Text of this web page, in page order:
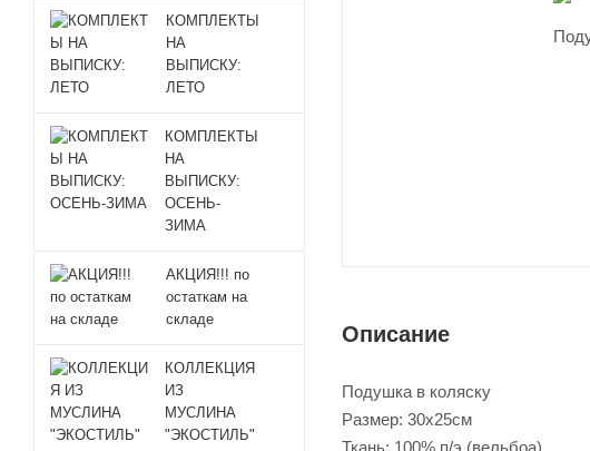
Описание
Подушка в коляску
Размер: 30х25см
Ткань: 100% п/э (вельбоа)
КОМПЛЕКТЫ
НА
ВЫПИСКУ:
ЛЕТО
КОМПЛЕКТЫ
НА
ВЫПИСКУ:
ОСЕНЬ-
ЗИМА
АКЦИЯ!!! по
остаткам на
складе
КОЛЛЕКЦИЯ
ИЗ
МУСЛИНА
"ЭКОСТИЛЬ"